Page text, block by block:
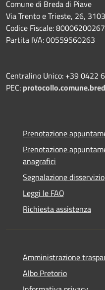
Comune di Breda di Piave
Via Trento e Trieste, 26,
Codice Fiscale: 80006200267
Partita IVA: 00559560263
Centralino Unico: +39 0422
PEC:
Prenotazione
Prenotazione
anagrafici
Segnalazione disservizio
Leggi le FAQ
Richiesta assistenza
Amministrazione
Albo Pretorio